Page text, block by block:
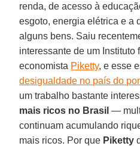
renda, de acesso à
esgoto, energia elétrica e a
alguns bens. Saiu
interessante de um
economista Piketty, e esse
desigualdade no país do
um trabalho bastante
mais ricos no Brasil —
continuam acumulando
mais ricos. Por que Piketty